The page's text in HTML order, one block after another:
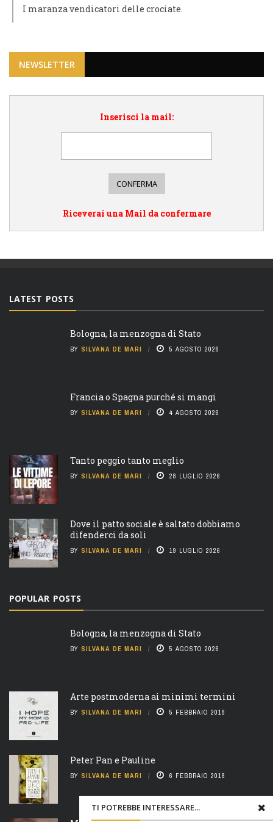
TI POTREBBE INTERESSARE...
I maranza vendicatori delle crociate.
NEWSLETTER
Inserisci la mail:
Riceverai una Mail da confermare
LATEST POSTS
Bologna, la menzogna di Stato
BY SILVANA DE MARI 5 AGOSTO 2026
Francia o Spagna purché si mangi
BY SILVANA DE MARI 4 AGOSTO 2026
Tanto peggio tanto meglio
BY SILVANA DE MARI 28 LUGLIO 2026
Dove il patto sociale è saltato dobbiamo
difenderci da soli
BY SILVANA DE MARI 19 LUGLIO 2026
POPULAR POSTS
Bologna, la menzogna di Stato
BY SILVANA DE MARI 5 AGOSTO 2026
Arte postmoderna ai minimi termini
BY SILVANA DE MARI 5 FEBBRAIO 2018
Peter Pan e Pauline
BY SILVANA DE MARI 6 FEBBRAIO 2018